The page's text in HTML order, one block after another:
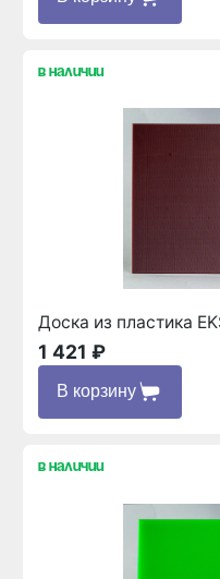
в наличии
Доска из пластика
1 421 ₽
В корзину
в наличии